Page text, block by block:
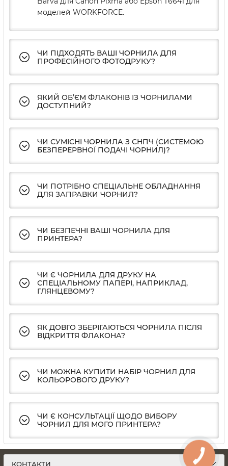
моделей WORKFORCE.
ЧИ ПІДХОДЯТЬ ВАШІ ЧОРНИЛА ДЛЯ
ПРОФЕСІЙНОГО ФОТОДРУКУ?
ЯКИЙ ОБ’ЄМ ФЛАКОНІВ ІЗ ЧОРНИЛАМИ
ДОСТУПНИЙ?
ЧИ СУМІСНІ ЧОРНИЛА З СНПЧ (СИСТЕМОЮ
БЕЗПЕРЕРВНОЇ ПОДАЧІ ЧОРНИЛ)?
ЧИ ПОТРІБНО СПЕЦІАЛЬНЕ ОБЛАДНАННЯ
ДЛЯ ЗАПРАВКИ ЧОРНИЛ?
ЧИ БЕЗПЕЧНІ ВАШІ ЧОРНИЛА ДЛЯ
ПРИНТЕРА?
ЧИ Є ЧОРНИЛА ДЛЯ ДРУКУ НА
СПЕЦІАЛЬНОМУ ПАПЕРІ, НАПРИКЛАД,
ГЛЯНЦЕВОМУ?
ЯК ДОВГО ЗБЕРІГАЮТЬСЯ ЧОРНИЛА ПІСЛЯ
ВІДКРИТТЯ ФЛАКОНА?
ЧИ МОЖНА КУПИТИ НАБІР ЧОРНИЛ ДЛЯ
КОЛЬОРОВОГО ДРУКУ?
ЧИ Є КОНСУЛЬТАЦІЇ ЩОДО ВИБОРУ
ЧОРНИЛ ДЛЯ МОГО ПРИНТЕРА?
КОНТАКТИ